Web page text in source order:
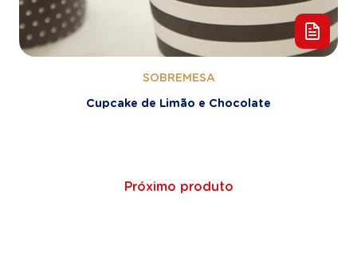
SOBREMESA
Cupcake de Limão e Chocolate
Próximo produto